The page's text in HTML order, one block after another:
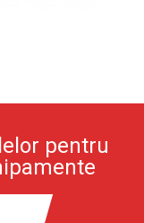
pentru